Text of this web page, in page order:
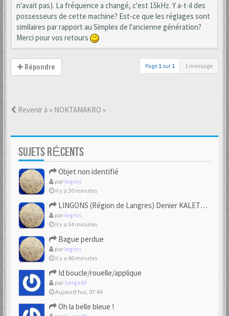
n'avait pas). La fréquence a changé, c'est 15kHz. Y a-t-il des
possesseurs de cette machine? Est-ce que les réglages sont
similaires par rapport au Simplex de l'ancienne génération?
Merci pour vos retours
Répondre Page 1 sur 1 1 message
Revenir à « NOKTAMAKRO »
SUJETS RÉCENTS
Objet non identifié
par legros
il y a 30 minutes
LINGONS (Région de Langres) Denier KALETEDOY à la rouelle
par legros
il y a 34 minutes
Bague perdue
par legros
il y a 40 minutes
Id boucle/rouelle/applique
par Serge63
Aujourd’hui, 07:44
Oh la belle bleue !